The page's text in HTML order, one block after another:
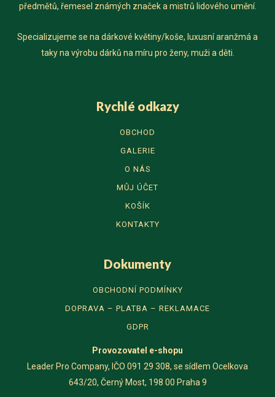
předmětů, řemesel známých značek a mistrů lidového umění.
Specializujeme se na dárkové květiny/koše, luxusní aranžmá a
taky na výrobu dárků na míru pro ženy, muži a děti.
Rychlé odkazy
OBCHOD
GALERIE
O NÁS
MŮJ ÚČET
KOŠÍK
KONTAKTY
Dokumenty
OBCHODNÍ PODMÍNKY
DOPRAVA – PLATBA – REKLAMACE
GDPR
Provozovatel e-shopu
Leader Pro Company, IČO 091 29 308, se sídlem Ocelkova
643/20, Černý Most, 198 00 Praha 9